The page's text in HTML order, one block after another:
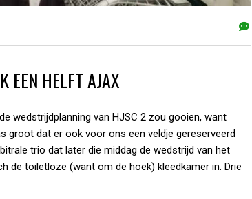
EEN HELFT AJAX
wedstrijdplanning van HJSC 2 zou gooien, want
groot dat er ook voor ons een veldje gereserveerd
trio dat later die middag de wedstrijd van het
de toiletloze (want om de hoek) kleedkamer in. Drie